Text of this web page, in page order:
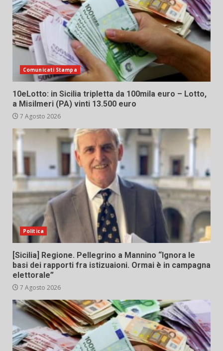
Comunicati Stampa
10eLotto: in Sicilia tripletta da 100mila euro – Lotto,
a Misilmeri (PA) vinti 13.500 euro
7 Agosto 2026
Politica
[Sicilia] Regione. Pellegrino a Mannino “Ignora le
basi dei rapporti fra istizuaioni. Ormai è in campagna
elettorale”
7 Agosto 2026